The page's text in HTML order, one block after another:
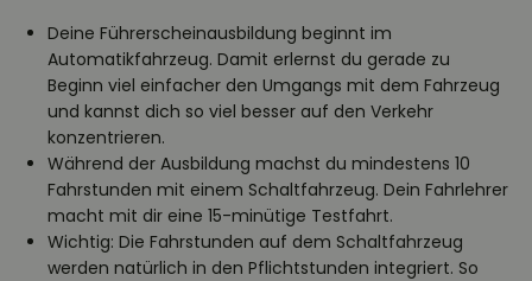
Deine Führerscheinausbildung beginnt im
Automatikfahrzeug. Damit erlernst du gerade zu
Beginn viel einfacher den Umgangs mit dem Fahrzeug
und kannst dich so viel besser auf den Verkehr
konzentrieren.
Während der Ausbildung machst du mindestens 10
Fahrstunden mit einem Schaltfahrzeug. Dein Fahrlehrer
macht mit dir eine 15-minütige Testfahrt.
Wichtig: Die Fahrstunden auf dem Schaltfahrzeug
werden natürlich in den Pflichtstunden integriert. So